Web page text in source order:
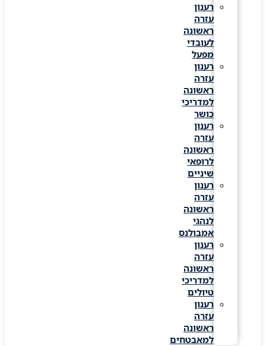
רענון
עזרה
ראשונה
לעובדי
מפעל
רענון
עזרה
ראשונה
למדריכי
כושר
רענון
עזרה
ראשונה
לרופאי
שיניים
רענון
עזרה
ראשונה
לנהגי
אמבולנס
רענון
עזרה
ראשונה
למדריכי
טיולים
רענון
עזרה
ראשונה
למאבטחים